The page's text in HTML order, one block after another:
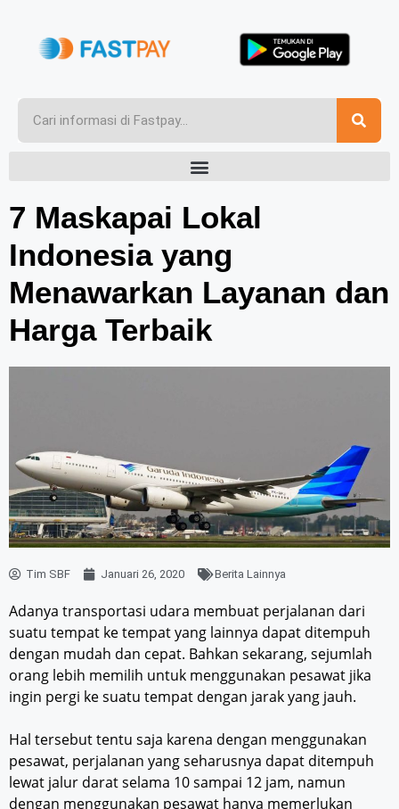
7 Maskapai Lokal
Indonesia yang
Menawarkan Layanan dan
Harga Terbaik
Tim SBF Januari 26, 2020 Berita Lainnya
Adanya transportasi udara membuat perjalanan dari
suatu tempat ke tempat yang lainnya dapat ditempuh
dengan mudah dan cepat. Bahkan sekarang, sejumlah
orang lebih memilih untuk menggunakan pesawat jika
ingin pergi ke suatu tempat dengan jarak yang jauh.
Hal tersebut tentu saja karena dengan menggunakan
pesawat, perjalanan yang seharusnya dapat ditempuh
lewat jalur darat selama 10 sampai 12 jam, namun
dengan menggunakan pesawat hanya memerlukan